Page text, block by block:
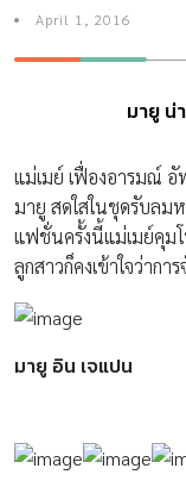
April 1, 2016
มายู น่
แม่เมย์ เฟื่องอารมณ์
มายู สดใสในชุดรับลม
แฟชั่นครั้งนี้แม่เมย์คุม
ลูกสาวก็คงเข้าใจว่าก
มายู อิน เจแปน